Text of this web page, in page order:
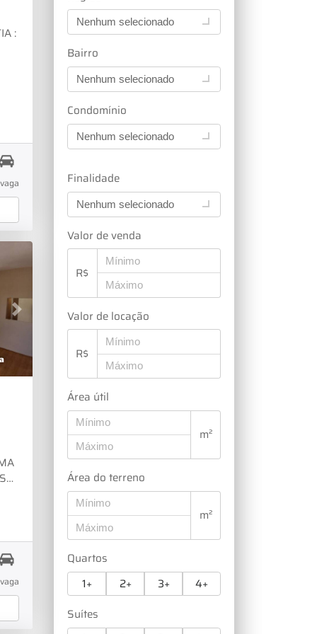
Nenhum selecionado
Bairro
Nenhum selecionado
Condomínio
Nenhum selecionado
Finalidade
Nenhum selecionado
Valor de venda
R$
Valor de locação
R$
Área útil
m²
Área do terreno
m²
Quartos
1+
2+ 3+
4+
Suítes
:
vaga
Next
E
vaga